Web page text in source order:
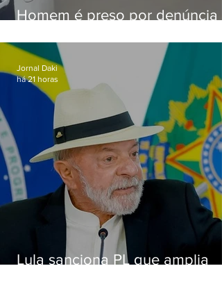
Homem é preso por denúncia
Alcântara
Lula sanciona PL que amplia
Jornal Daki
há 21 horas